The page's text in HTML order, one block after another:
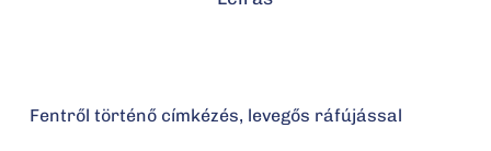
Fentről történő címkézés, levegős ráfújással